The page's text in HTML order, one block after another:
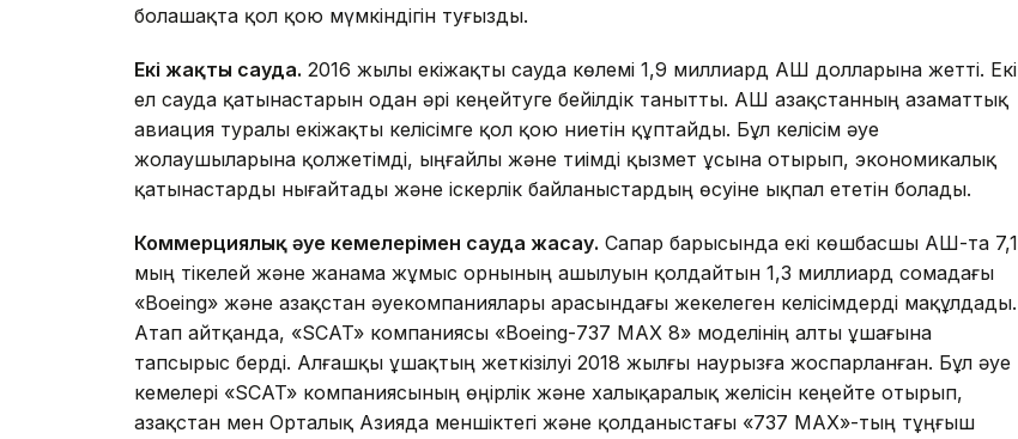
болашақта қол қою мүмкіндігін туғызды.
Екі жақты сауда. 2016 жылы екіжақты сауда көлемі 1,9 миллиард АҚШ долларына жетті. Екі
ел сауда қатынастарын одан әрі кеңейтуге бейілдік танытты. АҚШ Қазақстанның азаматтық
авиация туралы екіжақты келісімге қол қою ниетін құптайды. Бұл келісім әуе
жолаушыларына қолжетімді, ыңғайлы және тиімді қызмет ұсына отырып, экономикалық
қатынастарды нығайтады және іскерлік байланыстардың өсуіне ықпал ететін болады.
Коммерциялық әуе кемелерімен сауда жасау. Сапар барысында екі көшбасшы АҚШ-та 7,1
мың тікелей және жанама жұмыс орнының ашылуын қолдайтын 1,3 миллиард сомадағы
«Boeing» және Қазақстан әуекомпаниялары арасындағы жекелеген келісімдерді мақұлдады.
Атап айтқанда, «SCAT» компаниясы «Boeing-737 MAX 8» моделінің алты ұшағына
тапсырыс берді. Алғашқы ұшақтың жеткізілуі 2018 жылғы наурызға жоспарланған. Бұл әуе
кемелері «SCAT» компаниясының өңірлік және халықаралық желісін кеңейте отырып,
Қазақстан мен Орталық Азияда меншіктегі және қолданыстағы «737 MAX»-тың тұңғыш